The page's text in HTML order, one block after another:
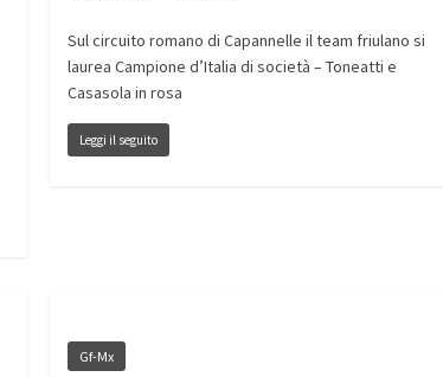
Sul circuito romano di Capannelle il team friulano si
laurea Campione d’Italia di società – Toneatti e
Casasola in rosa
Leggi il seguito
Gf-Mx